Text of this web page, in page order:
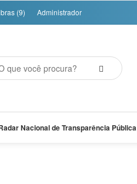
(9) Administrador
Nacional de Transparência Pública